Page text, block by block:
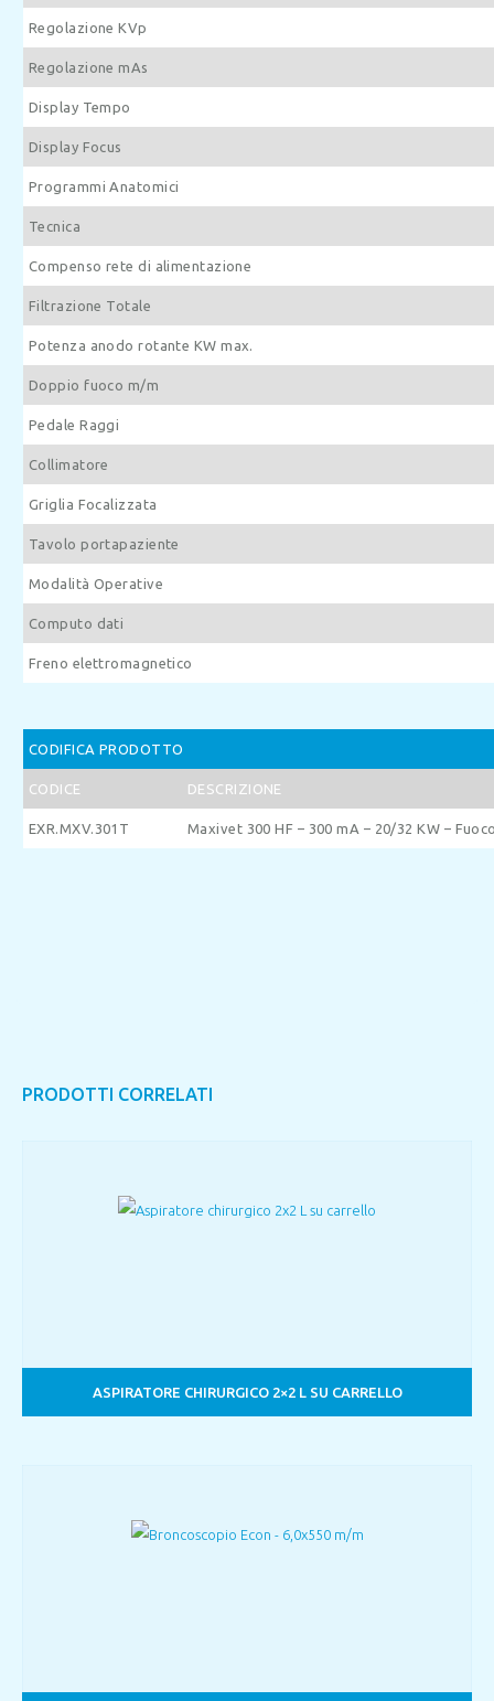
Regolazione KVp
Regolazione mAs
Display Tempo
Display Focus
Programmi Anatomici
Tecnica
Compenso rete di alimentazione
Filtrazione Totale
Potenza anodo rotante KW max.
Doppio fuoco m/m
Pedale Raggi
Collimatore
Griglia Focalizzata
Tavolo portapaziente
Modalità Operative
Computo dati
Freno elettromagnetico
CODIFICA PRODOTTO
CODICE DESCRIZIONE
EXR.MXV.301T Maxivet 300 HF – 300 mA – 20/32 KW –
PRODOTTI CORRELATI
ASPIRATORE CHIRURGICO 2×2 L SU CARRELLO